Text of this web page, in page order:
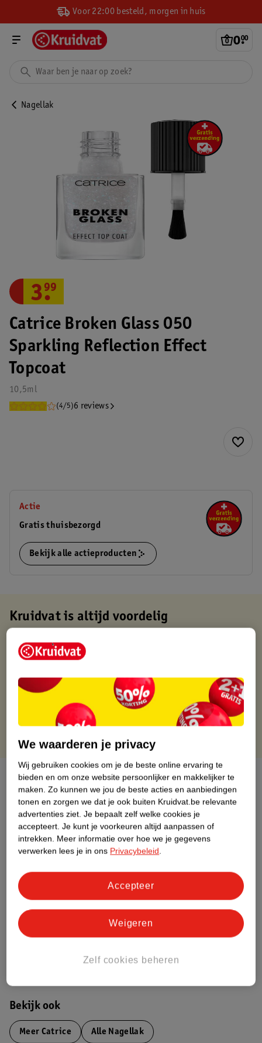
Voor 22:00 besteld, morgen in huis
0.
00
Nagellak
Catrice Broken Glass 050
Sparkling Reflection Effect
Topcoat
10,5ml
(4/5)6 reviews
3.
99
Actie
Gratis thuisbezorgd
Bekijk alle actieproducten
Kruidvat is altijd voordelig
Gratis ophalen in de winkel
Op werkdagen voor 22:00 uur besteld, volgende dag in huis
Gratis retourneren binnen 30 dagen
Gratis punten met je Kruidvat kaart
Over dit product
Productinformatie
Etiketinformatie
Nature Impact Score
Dit product heeft (nog) geen Nature
Impact Score.
Bestel & Bezorginformatie
Bekijk ook
Meer Catrice Alle Nagellak
We waarderen je privacy
Wij gebruiken cookies om je de beste online ervaring te
bieden en om onze website persoonlijker en makkelijker te
maken. Zo kunnen we jou de beste acties en aanbiedingen
tonen en zorgen we dat je ook buiten Kruidvat.be relevante
advertenties ziet. Je bepaalt zelf welke cookies je
accepteert. Je kunt je voorkeuren altijd aanpassen of
intrekken. Meer informatie over hoe we je gegevens
verwerken lees je in ons Privacybeleid.
Zelf cookies beheren
Weigeren
Accepteer